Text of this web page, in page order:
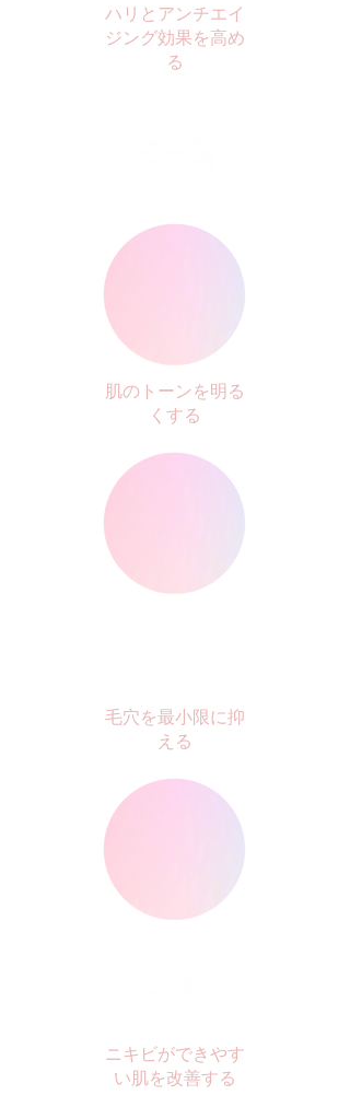
ハリとアンチエイ
ジング効果を高め
る
肌のトーンを明る
くする
毛穴を最小限に抑
える
ニキビができやす
い肌を改善する